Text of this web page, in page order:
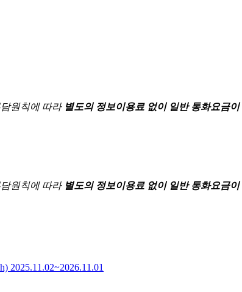
원칙에 따라 별도의 정보이용료 없이 일반 통화요금이
원칙에 따라 별도의 정보이용료 없이 일반 통화요금이